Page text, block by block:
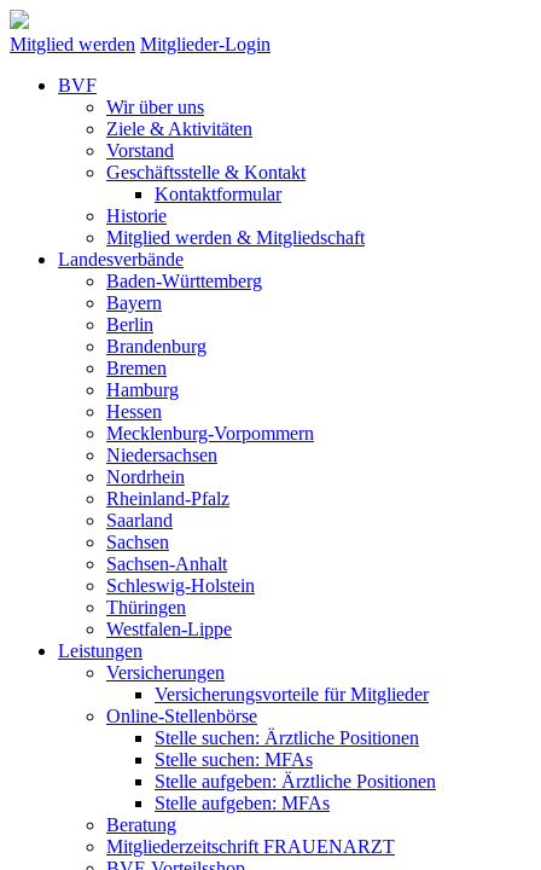
Mitglied werden Mitglieder-Login
BVF
Wir über uns
Ziele & Aktivitäten
Vorstand
Geschäftsstelle & Kontakt
Kontaktformular
Historie
Mitglied werden & Mitgliedschaft
Landesverbände
Baden-Württemberg
Bayern
Berlin
Brandenburg
Bremen
Hamburg
Hessen
Mecklenburg-Vorpommern
Niedersachsen
Nordrhein
Rheinland-Pfalz
Saarland
Sachsen
Sachsen-Anhalt
Schleswig-Holstein
Thüringen
Westfalen-Lippe
Leistungen
Versicherungen
Versicherungsvorteile für Mitglieder
Online-Stellenbörse
Stelle suchen: Ärztliche Positionen
Stelle suchen: MFAs
Stelle aufgeben: Ärztliche Positionen
Stelle aufgeben: MFAs
Beratung
Mitgliederzeitschrift FRAUENARZT